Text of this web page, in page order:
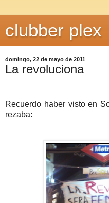
clubber plex
domingo, 22 de mayo de 2011
La revoluciona
Recuerdo haber visto en
rezaba: